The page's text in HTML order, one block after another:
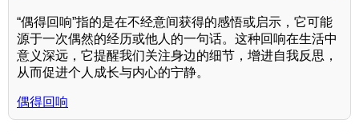
“偶得回响”指的是在不经意间获得的感悟或启示，它可能
源于一次偶然的经历或他人的一句话。这种回响在生活中
意义深远，它提醒我们关注身边的细节，增进自我反思，
从而促进个人成长与内心的宁静。
偶得回响